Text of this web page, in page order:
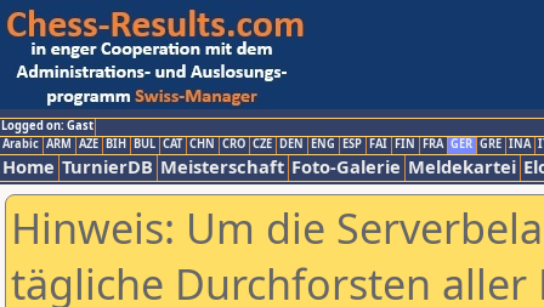
Logged on: Gast
Arabic ARM AZE BIH BUL CAT CHN CRO CZE DEN ENG ESP FAI FIN FRA GER GRE INA
Home TurnierDB Meisterschaft Foto-Galerie Meldekartei
Hinweis: Um die
tägliche Durchforsten aller